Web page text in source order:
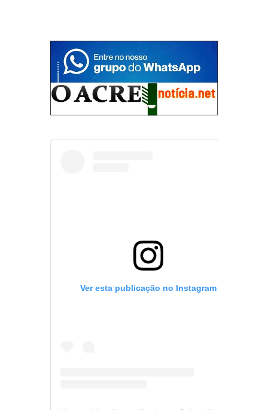
Ver esta publicação no Instagram